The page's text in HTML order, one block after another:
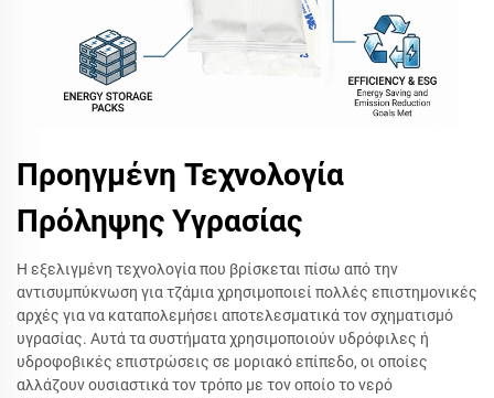
Προηγμένη Τεχνολογία
Πρόληψης Υγρασίας
Η εξελιγμένη τεχνολογία που βρίσκεται πίσω από την
αντισυμπύκνωση για τζάμια χρησιμοποιεί πολλές επιστημονικές
αρχές για να καταπολεμήσει αποτελεσματικά τον σχηματισμό
υγρασίας. Αυτά τα συστήματα χρησιμοποιούν υδρόφιλες ή
υδροφοβικές επιστρώσεις σε μοριακό επίπεδο, οι οποίες
αλλάζουν ουσιαστικά τον τρόπο με τον οποίο το νερό